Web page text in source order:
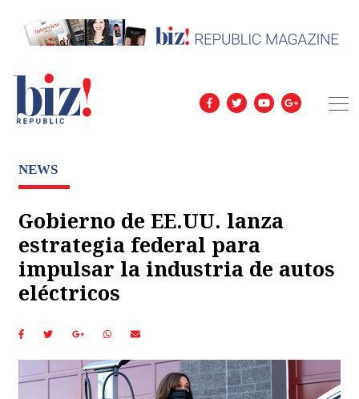
NEWS
Gobierno de EE.UU. lanza
estrategia federal para
impulsar la industria de autos
eléctricos